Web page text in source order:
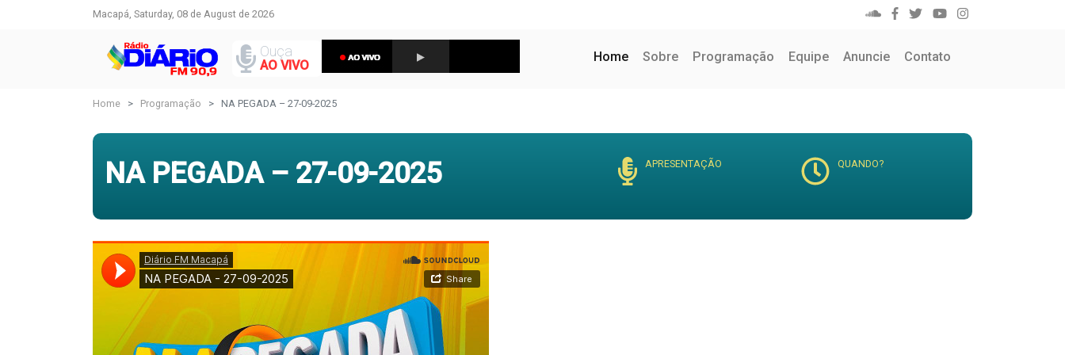
Macapá, Saturday, 08 de August de 2026
Ouça
AO VIVO
Home(current)
Sobre Programação Equipe Anuncie Contato
Home Programação NA PEGADA – 27-09-2025
NA PEGADA – 27-09-2025 APRESENTAÇÃO QUANDO?